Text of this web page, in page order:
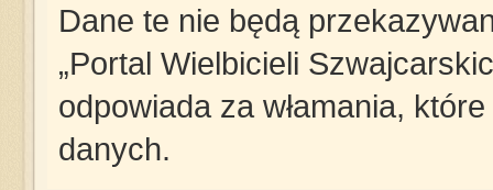
Dane te nie będą
„Portal Wielbicieli
odpowiada za włamania,
danych.